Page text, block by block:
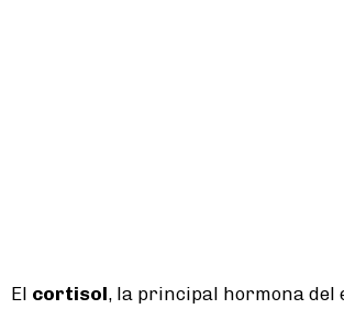
El cortisol, la principal hormona del